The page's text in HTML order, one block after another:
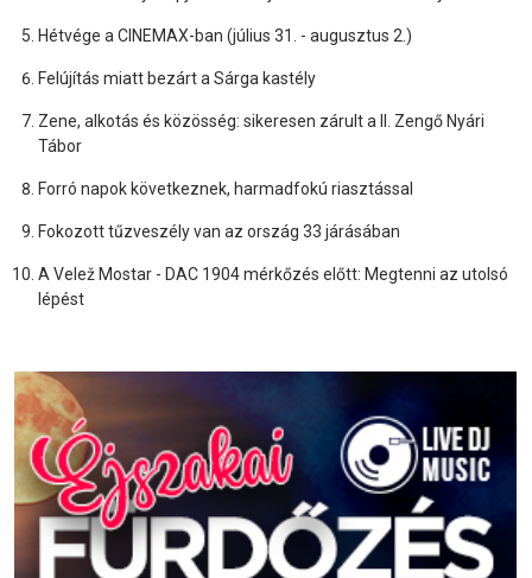
Hétvége a CINEMAX-ban (július 31. - augusztus 2.)
Felújítás miatt bezárt a Sárga kastély
Zene, alkotás és közösség: sikeresen zárult a II. Zengő Nyári
Tábor
Forró napok következnek, harmadfokú riasztással
Fokozott tűzveszély van az ország 33 járásában
A Velež Mostar - DAC 1904 mérkőzés előtt: Megtenni az utolsó
lépést